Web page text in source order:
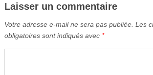
Laisser un commentaire
Votre adresse e-mail ne sera pas publiée. Les
obligatoires sont indiqués avec *